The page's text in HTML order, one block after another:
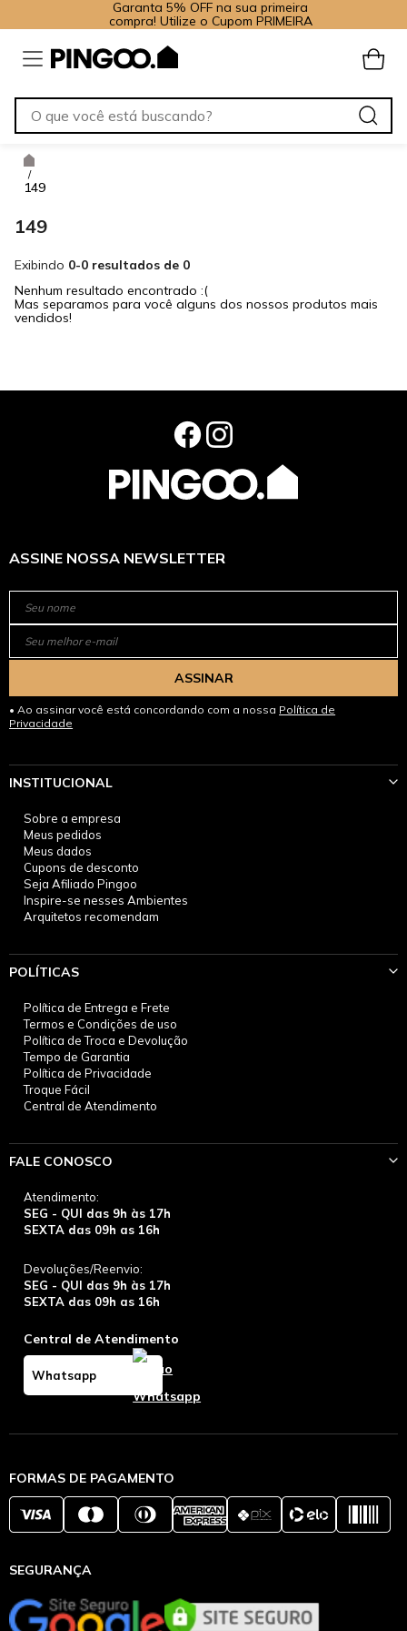
Garanta 5% OFF na sua primeira
compra! Utilize o Cupom PRIMEIRA
/
149
149
Exibindo 0-0 resultados de 0
Nenhum resultado encontrado :(
Mas separamos para você alguns dos nossos produtos mais
vendidos!
ASSINE NOSSA NEWSLETTER
ASSINAR
Ao assinar você está concordando com a nossa Política de
Privacidade
INSTITUCIONAL
Sobre a empresa
Meus pedidos
Meus dados
Cupons de desconto
Seja Afiliado Pingoo
Inspire-se nesses Ambientes
Arquitetos recomendam
POLÍTICAS
Política de Entrega e Frete
Termos e Condições de uso
Política de Troca e Devolução
Tempo de Garantia
Política de Privacidade
Troque Fácil
Central de Atendimento
FALE CONOSCO
Atendimento:
SEG - QUI das 9h às 17h
SEXTA das 09h as 16h
Devoluções/Reenvio:
SEG - QUI das 9h às 17h
SEXTA das 09h as 16h
Central de Atendimento
Whatsapp
FORMAS DE PAGAMENTO
SEGURANÇA